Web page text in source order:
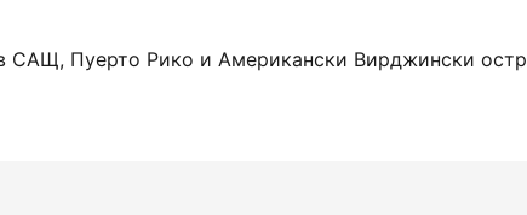
САЩ, Пуерто Рико и Американски Вирджински